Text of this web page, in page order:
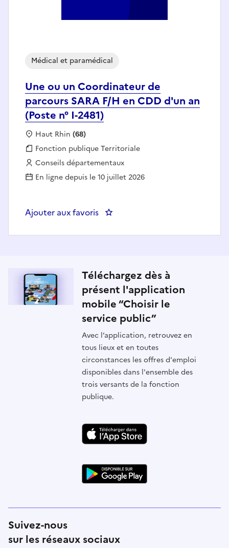
Une ou un Coordinateur de
parcours SARA F/H en CDD d'un an
(Poste n° I-2481)
Médical et paramédical
Localisation :
Haut Rhin (68)
Fonction publique :
Fonction publique Territoriale
Employeur :
Conseils départementaux
En ligne depuis le 10 juillet 2026
Ajouter aux favoris
Téléchargez dès à
présent l'application
mobile “Choisir le
service public”
Avec l’application, retrouvez en
tous lieux et en toutes
circonstances les offres d'emploi
disponibles dans l'ensemble des
trois versants de la fonction
publique.
Suivez-nous
sur les réseaux sociaux